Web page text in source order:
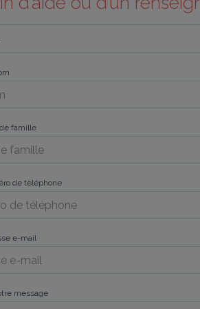
famille
de téléphone
e-mail
message